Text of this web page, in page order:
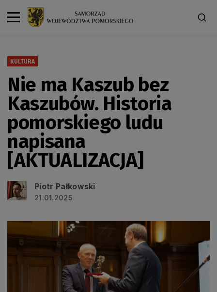
KULTURA
Nie ma Kaszub bez
Kaszubów. Historia
pomorskiego ludu
napisana
[AKTUALIZACJA]
Piotr Pałkowski
21.01.2025